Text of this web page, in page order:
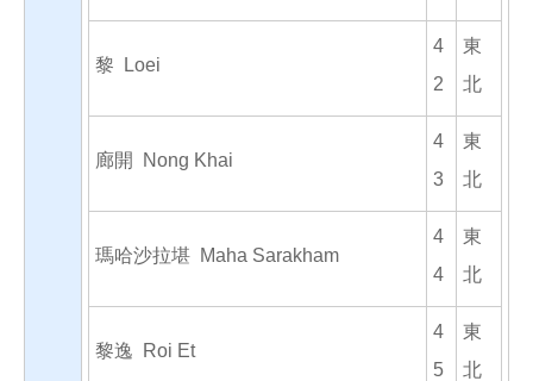
黎 Loei
4
2
東
北
廊開 Nong Khai
4
3
東
北
瑪哈沙拉堪 Maha Sarakham
4
4
東
北
黎逸 Roi Et
4
5
東
北